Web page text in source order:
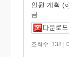
인원 계획
금
조회수: 138 |